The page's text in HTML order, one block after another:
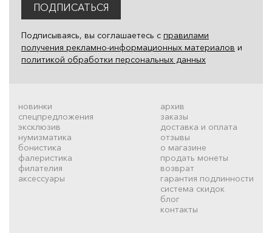
ПОДПИСАТЬСЯ
Подписываясь, вы соглашаетесь с правилами
получения рекламно-информационных материалов и
политикой обработки персональных данных
новинки
спецпредложения
эксклюзив
нумизматика
бонистика
фалеристика
филателия
аксессуары
архив
заказы
доставка и оплата
отзывы
о магазине
продать монеты
возврат
гарантия подлинности
система скидок
блог
контакты